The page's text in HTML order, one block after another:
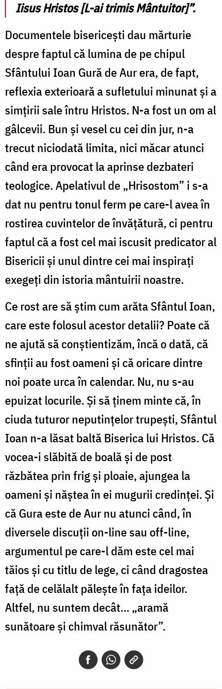
Iisus Hristos [L-ai trimis Mântuitor]”.
Documentele bisericești dau mărturie
despre faptul că lumina de pe chipul
Sfântului Ioan Gură de Aur era, de fapt,
reflexia exterioară a sufletului minunat și a
simțirii sale întru Hristos. N-a fost un om al
gâlcevii. Bun și vesel cu cei din jur, n-a
trecut niciodată limita, nici măcar atunci
când era provocat la aprinse dezbateri
teologice. Apelativul de „Hrisostom” i s-a
dat nu pentru tonul ferm pe care-l avea în
rostirea cuvintelor de învățătură, ci pentru
faptul că a fost cel mai iscusit predicator al
Bisericii și unul dintre cei mai inspirați
exegeți din istoria mântuirii noastre.
Ce rost are să știm cum arăta Sfântul Ioan,
care este folosul acestor detalii? Poate că
ne ajută să conștientizăm, încă o dată, că
sfinții au fost oameni și că oricare dintre
noi poate urca în calendar. Nu, nu s-au
epuizat locurile. Și să ținem minte că, în
ciuda tuturor neputințelor trupești, Sfântul
Ioan n-a lăsat baltă Biserica lui Hristos. Că
vocea-i slăbită de boală și de post
răzbătea prin frig și ploaie, ajungea la
oameni și năștea în ei mugurii credinței. Și
că Gura este de Aur nu atunci când, în
diversele discuții on-line sau off-line,
argumentul pe care-l dăm este cel mai
tăios și cu titlu de lege, ci când dragostea
față de celălalt pălește în fața ideilor.
Altfel, nu suntem decât... „aramă
sunătoare și chimval răsunător”.